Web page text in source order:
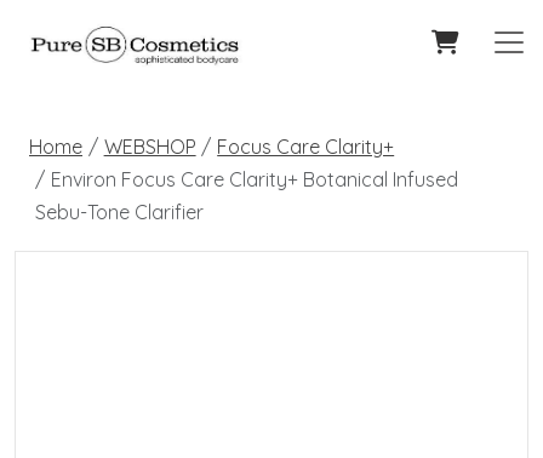
Home WEBSHOP
Focus Care Clarity+
Environ Focus Care Clarity+ Botanical Infused
Sebu-Tone Clarifier